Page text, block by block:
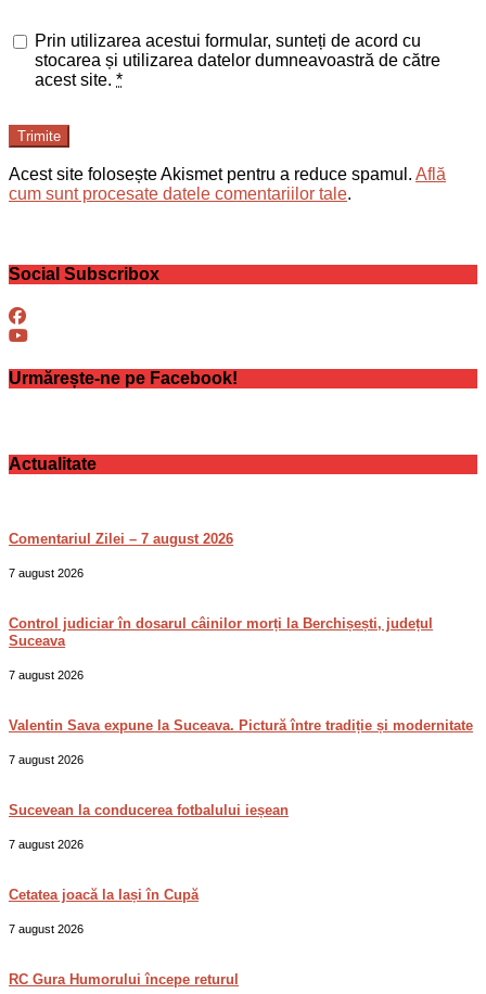
Prin utilizarea acestui formular, sunteți de acord cu
stocarea și utilizarea datelor dumneavoastră de către
acest site. *
Trimite
Acest site folosește Akismet pentru a reduce spamul. Află
cum sunt procesate datele comentariilor tale.
Social Subscribox
Urmărește-ne pe Facebook!
Actualitate
Comentariul Zilei – 7 august 2026
7 august 2026
Control judiciar în dosarul câinilor morți la Berchișești, județul
Suceava
7 august 2026
Valentin Sava expune la Suceava. Pictură între tradiție și modernitate
7 august 2026
Sucevean la conducerea fotbalului ieșean
7 august 2026
Cetatea joacă la Iași în Cupă
7 august 2026
RC Gura Humorului începe returul